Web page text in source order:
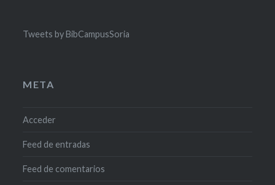
Tweets by BibCampusSoria
META
Acceder
Feed de entradas
Feed de comentarios